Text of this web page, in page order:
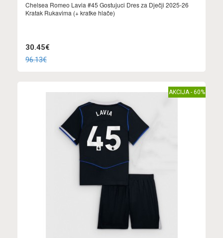
Chelsea Romeo Lavia #45 Gostujuci Dres za Dječji 2025-26
Kratak Rukavima (+ kratke hlače)
30.45€
96.13€
AKCIJA - 60%